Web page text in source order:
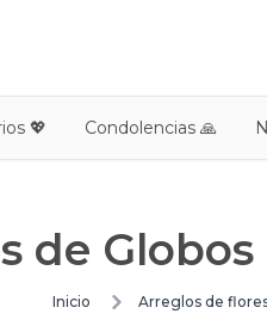
💖 Condolencias 🙏
de
Inicio Arreglos de